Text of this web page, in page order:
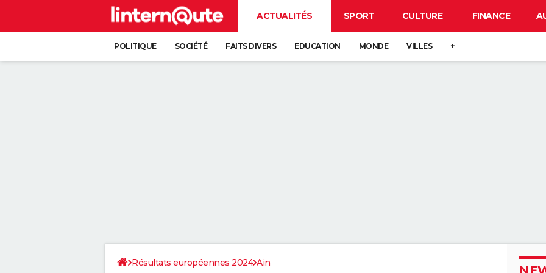
ACTUALITÉS SPORT CULTURE FINANCE
POLITIQUE SOCIÉTÉ FAITS DIVERS EDUCATION MONDE VILLES +
Résultats européennes 2024 Ain